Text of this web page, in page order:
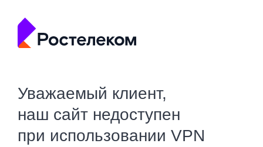
Уважаемый клиент,
наш сайт недоступен
при использовании VPN